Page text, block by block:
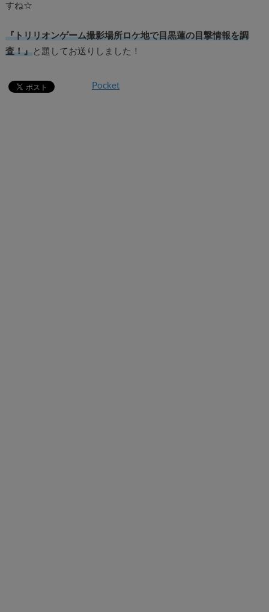
すね☆
『トリリオンゲーム撮影場所ロケ地で目黒蓮の目撃情報を調
査！』と題してお送りしました！
Pocket